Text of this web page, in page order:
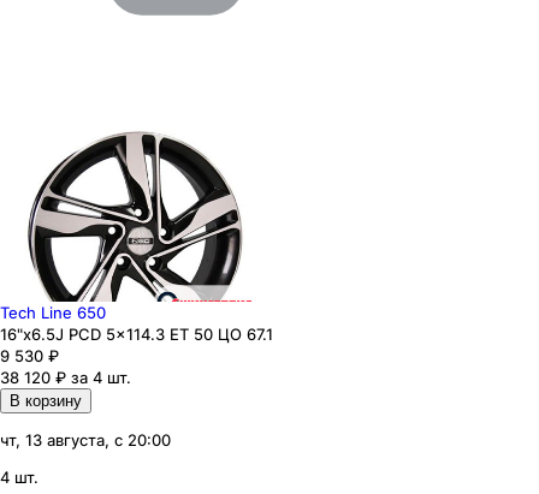
Tech Line 650
16"x6.5J PCD 5x114.3 ЕТ 50 ЦО 67.1
9 530 ₽
38 120 ₽ за 4 шт.
В корзину
чт, 13 августа, с 20:00
4 шт.